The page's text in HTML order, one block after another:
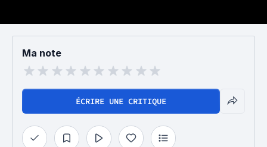
Ma note
ÉCRIRE UNE CRITIQUE